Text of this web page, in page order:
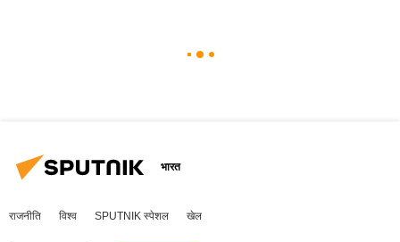
भारत
राजनीति विश्व SPUTNIK स्पेशल खेल